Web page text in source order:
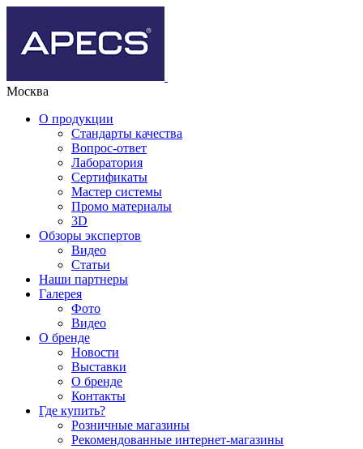
Москва
О продукции
Стандарты качества
Вопрос-ответ
Лаборатория
Сертификаты
Мастер системы
Промо материалы
3D
Обзоры экспертов
Видео
Статьи
Наши партнеры
Галерея
Фото
Видео
О бренде
Новости
Выставки
О бренде
Контакты
Где купить?
Розничные магазины
Рекомендованные интернет-магазины